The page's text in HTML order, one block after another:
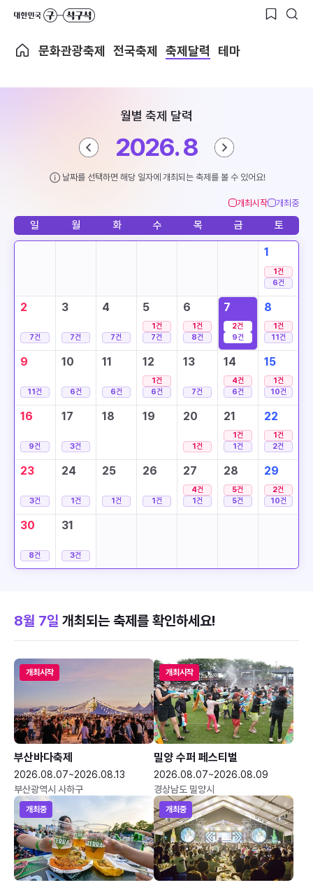
문화관광축제 전국축제 축제달력 테마
월별 축제 달력
2026. 8
날짜를 선택하면 해당 일자에 개최되는 축제를 볼 수 있어요!
개최시작 개최중
일 월 화 수 목 금 토
1
1건
6건
2
7건
3
7건
4
7건
5
1건
7건
6
1건
8건
7
2건
9건
8
1건
11건
9
11건
10
6건
11
6건
12
1건
6건
13
7건
14
4건
6건
15
1건
10건
16
9건
17
3건
18 19 20
1건
21
1건
1건
22
1건
2건
23
3건
24
1건
25
1건
26
1건
27
4건
1건
28
5건
5건
29
2건
10건
30
8건
31
3건
8월 7일 개최되는 축제를 확인하세요!
개최시작
부산바다축제
2026.08.07~2026.08.13
부산광역시 사하구
개최시작
밀양 수퍼 페스티벌
2026.08.07~2026.08.09
경상남도 밀양시
개최중 개최중